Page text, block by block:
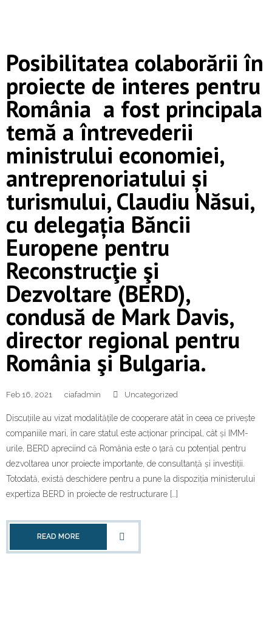
Posibilitatea colaborării în
proiecte de interes pentru
România a fost principala
temă a întrevederii
ministrului economiei,
antreprenoriatului și
turismului, Claudiu Năsui,
cu delegația Băncii
Europene pentru
Reconstrucţie şi
Dezvoltare (BERD),
condusă de Mark Davis,
director regional pentru
România şi Bulgaria.
Feb 16, 2021 ciafadmin Uncategorized
Discuțiile au vizat modalitățile de cooperare atât în ceea ce privește
companiile mari, în care statul este acționar principal, cât și IMM-
urile, BERD apreciind că România este o țară cu potențial pentru
dezvoltarea unor proiecte importante, de consultanță și investiții.
Totodată, există deschidere pentru a pune la dispoziția ministerului
expertiza BERD în proiecte de restructurare […]
READ MORE